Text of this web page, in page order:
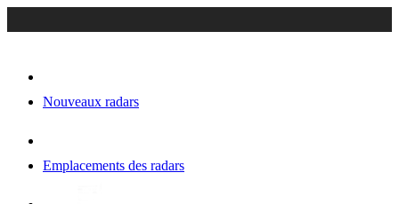
Nouveaux radars
Emplacements des radars